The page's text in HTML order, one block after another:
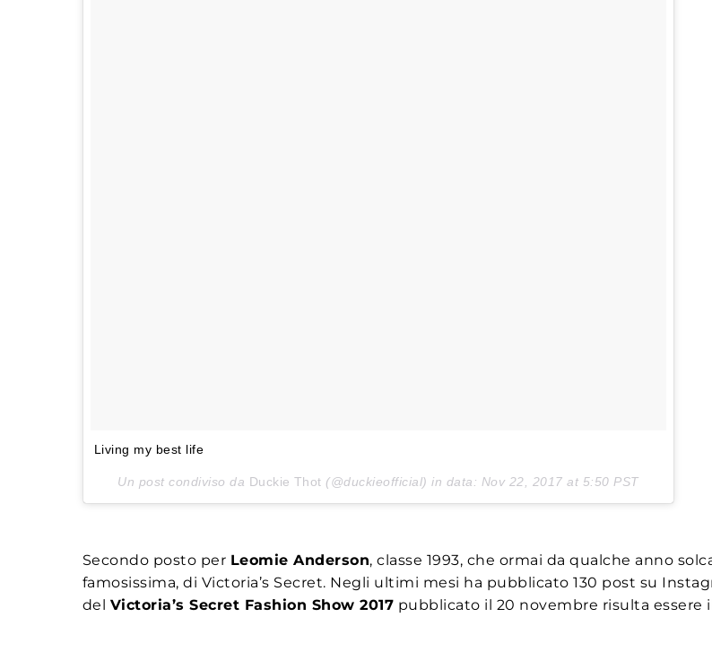
Living my best life
Un post condiviso da Duckie Thot (@duckieofficial) in data: Nov 22, 2017 at 5:50 PST
Secondo posto per Leomie Anderson, classe 1993, che ormai da qualche anno
famosissima, di Victoria’s Secret. Negli ultimi mesi ha pubblicato 130 post su
del Victoria’s Secret Fashion Show 2017 pubblicato il 20 novembre risulta